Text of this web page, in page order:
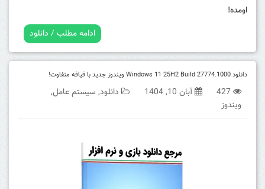
اومده!
ادامه مطلب / دانلود
دانلود Windows 11 25H2 Build 27774.1000 ویندوز جدید با قیافه متفاوت!
427 آبان 10, 1404 دانلود, سیستم عامل,
ویندوز